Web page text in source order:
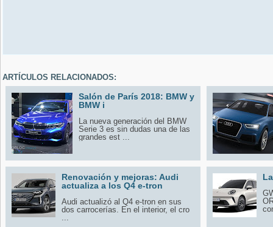
ARTÍCULOS RELACIONADOS:
Salón de París 2018: BMW y
BMW i
La nueva generación del BMW
Serie 3 es sin dudas una de las
grandes est ...
Renovación y mejoras: Audi
actualiza a los Q4 e-tron
Audi actualizó al Q4 e-tron en sus
dos carrocerías. En el interior, el cro